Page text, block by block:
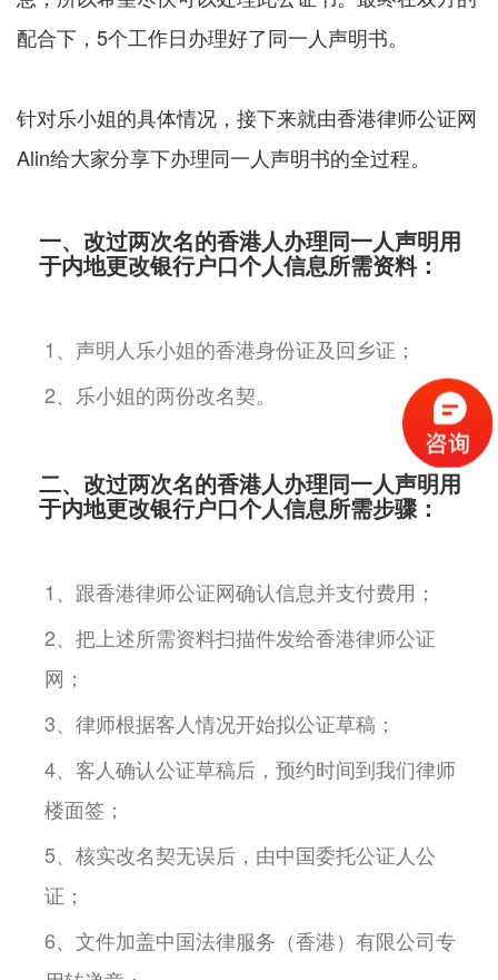
配合下，5个工作日办理好了同一人声明书。
针对乐小姐的具体情况，接下来就由香港律师公证网
Alin给大家分享下办理同一人声明书的全过程。
一、改过两次名的香港人办理同一人声明用
于内地更改银行户口个人信息所需资料：
1、声明人乐小姐的香港身份证及回乡证；
2、乐小姐的两份改名契。
二、改过两次名的香港人办理同一人声明用
于内地更改银行户口个人信息所需步骤：
1、跟香港律师公证网确认信息并支付费用；
2、把上述所需资料扫描件发给香港律师公证
网；
3、律师根据客人情况开始拟公证草稿；
4、客人确认公证草稿后，预约时间到我们律师
楼面签；
5、核实改名契无误后，由中国委托公证人公
证；
6、文件加盖中国法律服务（香港）有限公司专